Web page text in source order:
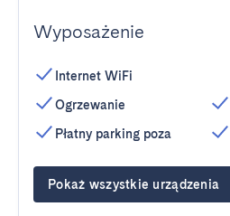
Wyposażenie
Internet WiFi
Ogrzewanie
Płatny parking poza
Pokaż wszystkie urządzenia